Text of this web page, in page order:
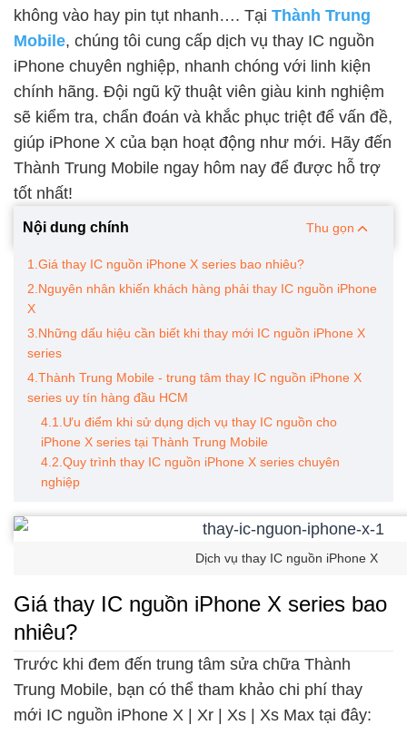
không vào hay pin tụt nhanh…. Tại Thành Trung
Mobile, chúng tôi cung cấp dịch vụ thay IC nguồn
iPhone chuyên nghiệp, nhanh chóng với linh kiện
chính hãng. Đội ngũ kỹ thuật viên giàu kinh nghiệm
sẽ kiểm tra, chẩn đoán và khắc phục triệt để vấn đề,
giúp iPhone X của bạn hoạt động như mới. Hãy đến
Thành Trung Mobile ngay hôm nay để được hỗ trợ
tốt nhất!
Nội dung chính Thu gọn
1.Giá thay IC nguồn iPhone X series bao nhiêu?
2.Nguyên nhân khiến khách hàng phải thay IC nguồn iPhone
X
3.Những dấu hiệu cần biết khi thay mới IC nguồn iPhone X
series
4.Thành Trung Mobile - trung tâm thay IC nguồn iPhone X
series uy tín hàng đầu HCM
4.1.Ưu điểm khi sử dụng dịch vụ thay IC nguồn cho
iPhone X series tại Thành Trung Mobile
4.2.Quy trình thay IC nguồn iPhone X series chuyên
nghiệp
Dịch vụ thay IC nguồn iPhone X
Giá thay IC nguồn iPhone X series bao
nhiêu?
Trước khi đem đến trung tâm sửa chữa Thành
Trung Mobile, bạn có thể tham khảo chi phí thay
mới IC nguồn iPhone X | Xr | Xs | Xs Max tại đây: